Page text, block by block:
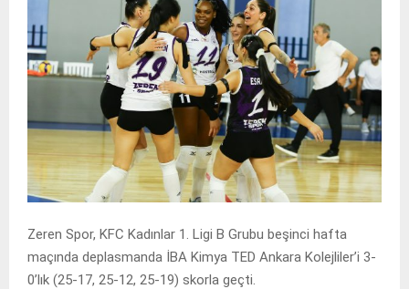
Zeren Spor, KFC Kadınlar 1. Ligi B Grubu beşinci hafta
maçında deplasmanda İBA Kimya TED Ankara Kolejliler’i 3-
0’lık (25-17, 25-12, 25-19) skorla geçti.